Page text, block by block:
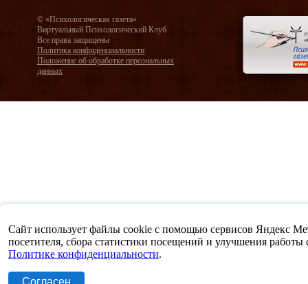
© «Психологическая газета»
Виртуальный Психологический Клуб
Все права защищены
Политика конфиденциальности
Положение об обработке персональных
данных
Сайт использует файлы cookie с помощью сервисов Яндекс
посетителя, сбора статистики посещений и улучшения работы
Политике конфиденциальности.
Согласен